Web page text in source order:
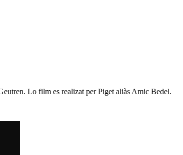
Lo film es realizat per Piget aliàs Amic Bedel.